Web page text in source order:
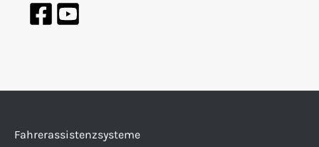
Fahrerassistenzsysteme